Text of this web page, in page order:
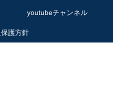
youtubeチャンネル
護方針